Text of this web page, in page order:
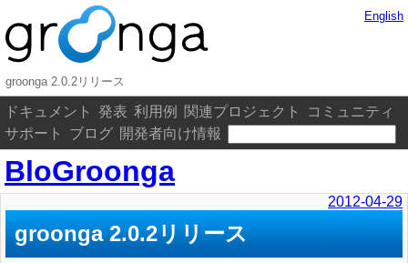
groonga 2.0.2リリース
ドキュメント 発表 利用例 関連プロジェクト
コミュニティ
サポート
ブログ 開発者向け情報
English
BloGroonga
2012-04-29
groonga 2.0.2リリース